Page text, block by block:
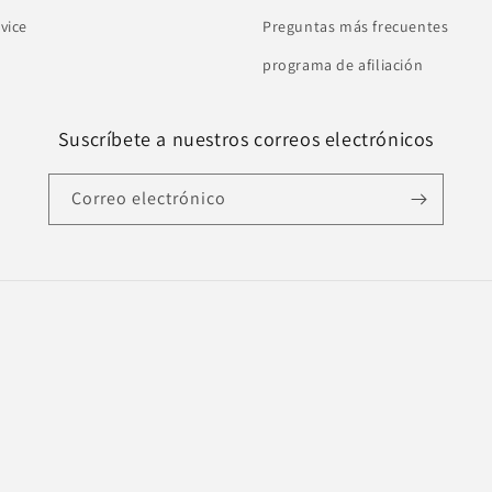
Preguntas más frecuentes
programa de afiliación
Suscríbete a nuestros correos electrónicos
Correo electrónico